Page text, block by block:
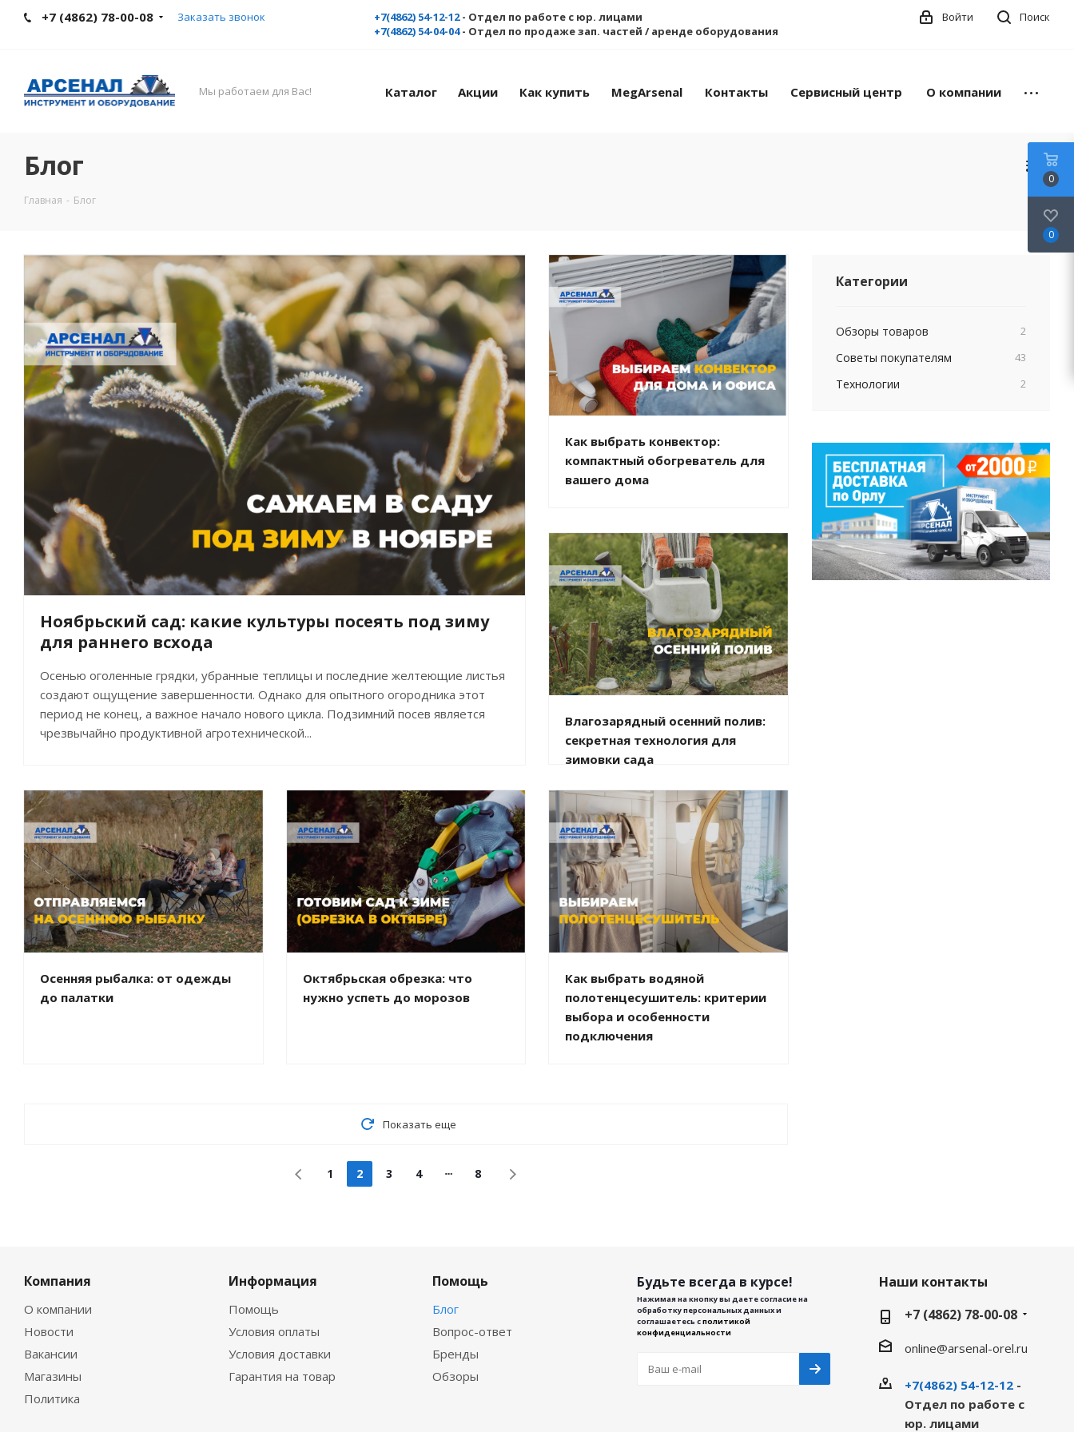
+7 (4862) 78-00-08 Заказать звонок +7(4862) 54-12-12- Отдел по работе с юр. лицами
+7(4862) 54-04-04- Отдел по продаже зап. частей / аренде оборудования
Поиск
Войти
Мы работаем для Вас! Каталог Акции Как купить MegArsenal Контакты Сервисный центр О компании
Блог
Главная - Блог
Ноябрьский сад: какие культуры посеять под зиму
для раннего всхода
Осенью оголенные грядки, убранные теплицы и последние желтеющие листья
создают ощущение завершенности. Однако для опытного огородника этот
период не конец, а важное начало нового цикла. Подзимний посев является
чрезвычайно продуктивной агротехнической...
Как выбрать конвектор:
компактный обогреватель для
вашего дома
Влагозарядный осенний полив:
секретная технология для
зимовки сада
Осенняя рыбалка: от одежды
до палатки
Октябрьская обрезка: что
нужно успеть до морозов
Как выбрать водяной
полотенцесушитель: критерии
выбора и особенности
подключения
Показать еще
1 2 3 4 8
Категории
Обзоры товаров 2
Советы покупателям 43
Технологии 2
Компания
О компании
Новости
Вакансии
Магазины
Политика
Информация
Помощь
Условия оплаты
Условия доставки
Гарантия на товар
Помощь
Блог
Вопрос-ответ
Бренды
Обзоры
Будьте всегда в курсе!
Нажимая на кнопку вы даете согласие на
обработку персональных данных и
соглашаетесь сполитикой
конфиденциальности
Наши контакты
+7 (4862) 78-00-08
online@arsenal-orel.ru
+7(4862) 54-12-12-
Отдел по работе с
юр. лицами
0
0